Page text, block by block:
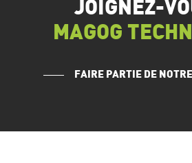
JOIGNEZ-
MAGOG
FAIRE PARTIE DE